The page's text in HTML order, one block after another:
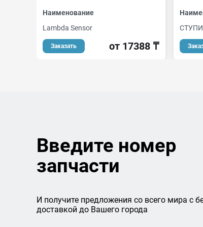
Наименование
Lambda Sensor
Заказать от 17388 ₸
Введите номер
запчасти
И получите предложения со всего мира с
доставкой до Вашего города